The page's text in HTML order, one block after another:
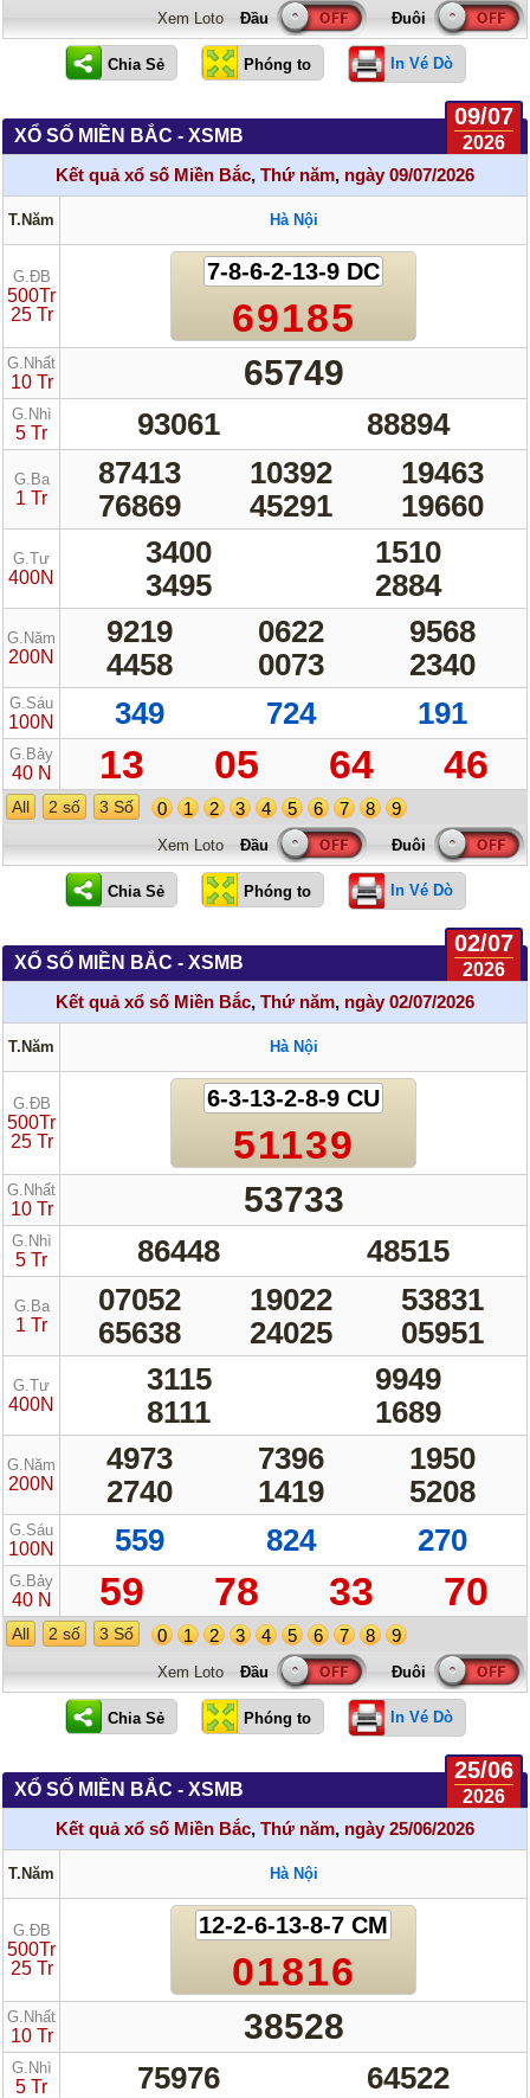
Xem Loto
In Vé Dò
XỔ SỐ MIỀN BẮC - XSMB
09/07
2026
Kết quả xổ số Miền Bắc, Thứ năm, ngày 09/07/2026
T.Năm Hà Nội
G.ĐB
500Tr
25 Tr
7-8-6-2-13-9 DC
69185
G.Nhất
10 Tr 65749
G.Nhì
5 Tr 93061 88894
G.Ba
1 Tr
87413 10392
19463
76869
45291 19660
G.Tư
400N
3400
1510
3495
2884
G.Năm
200N
9219 0622
9568
4458
0073 2340
G.Sáu
100N 349 724 191
G.Bảy
40 N 13 05 64 46
All 2 số 3 Số 0 1 2 3 4 5 6 7 8 9
Xem Loto
In Vé Dò
XỔ SỐ MIỀN BẮC - XSMB
02/07
2026
Kết quả xổ số Miền Bắc, Thứ năm, ngày 02/07/2026
T.Năm Hà Nội
G.ĐB
500Tr
25 Tr
6-3-13-2-8-9 CU
51139
G.Nhất
10 Tr 53733
G.Nhì
5 Tr 86448 48515
G.Ba
1 Tr
07052 19022
53831
65638
24025 05951
G.Tư
400N
3115
9949
8111
1689
G.Năm
200N
4973 7396
1950
2740
1419 5208
G.Sáu
100N 559 824 270
G.Bảy
40 N 59 78 33 70
All 2 số 3 Số 0 1 2 3 4 5 6 7 8 9
Xem Loto
In Vé Dò
XỔ SỐ MIỀN BẮC - XSMB
25/06
2026
Kết quả xổ số Miền Bắc, Thứ năm, ngày 25/06/2026
T.Năm Hà Nội
G.ĐB
500Tr
25 Tr
12-2-6-13-8-7 CM
01816
G.Nhất
10 Tr 38528
G.Nhì
5 Tr 75976 64522